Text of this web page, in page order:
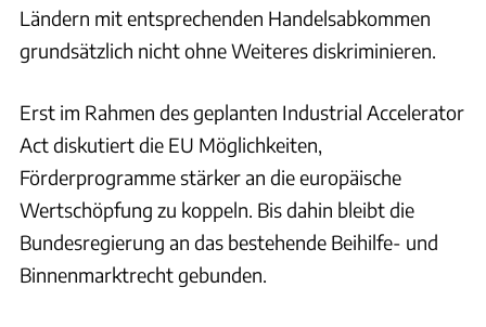
Ländern mit entsprechenden Handelsabkommen
grundsätzlich nicht ohne Weiteres diskriminieren.
Erst im Rahmen des geplanten Industrial Accelerator
Act diskutiert die EU Möglichkeiten,
Förderprogramme stärker an die europäische
Wertschöpfung zu koppeln. Bis dahin bleibt die
Bundesregierung an das bestehende Beihilfe- und
Binnenmarktrecht gebunden.